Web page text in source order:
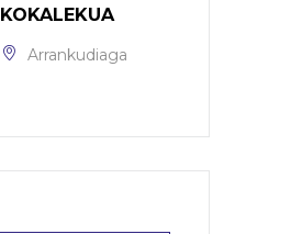
KOKALEKUA
Arrankudiaga